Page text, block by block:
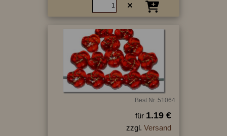
Best.Nr.:51064
für 1.19 €
zzgl. Versand